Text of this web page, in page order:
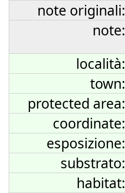
note originali:
note:
località:
town:
protected area:
coordinate:
esposizione:
substrato:
habitat: